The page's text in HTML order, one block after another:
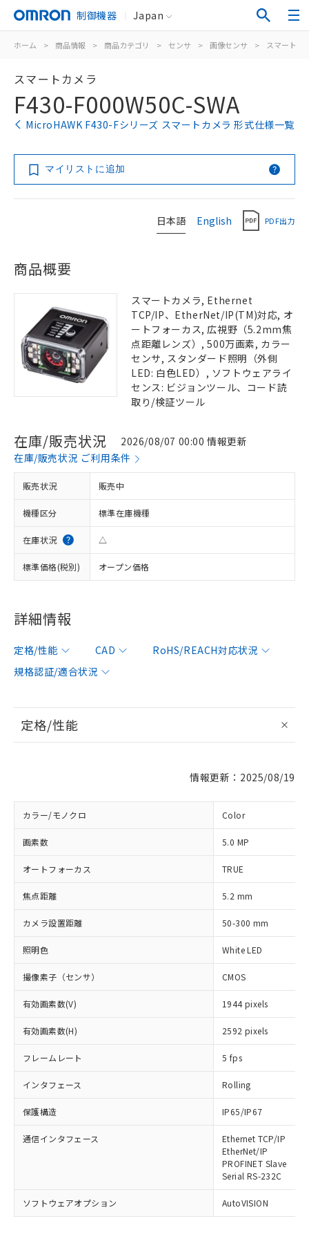
制御機器 Japan
ホーム > 商品情報 > 商品カテゴリ > センサ > 画像センサ > スマートカ
スマートカメラ
F430-F000W50C-SWA
MicroHAWK F430-Fシリーズ スマートカメラ 形式仕様一覧
マイリストに追加
日本語 English PDF出力
商品概要
スマートカメラ, Ethernet
TCP/IP、EtherNet/IP(TM)対応, オ
ートフォーカス, 広視野（5.2mm焦
点距離レンズ）, 500万画素, カラー
センサ, スタンダード照明（外側
LED: 白色LED）, ソフトウェアライ
センス: ビジョンツール、コード読
取り/検証ツール
在庫/販売状況
2026/08/07 00:00 情報更新
在庫/販売状況 ご利用条件
販売状況 販売中
機種区分 標準在庫機種
在庫状況 △
標準価格(税別) オープン価格
詳細情報
定格/性能 CAD
RoHS/REACH対応状況
規格認証/適合状況
定格/性能
情報更新：2025/08/19
カラー/モノクロ Color
画素数 5.0 MP
オートフォーカス TRUE
焦点距離 5.2 mm
カメラ設置距離 50-300 mm
照明色 White LED
撮像素子（センサ） CMOS
有効画素数(V) 1944 pixels
有効画素数(H) 2592 pixels
フレームレート 5 fps
インタフェース Rolling
保護構造 IP65/IP67
通信インタフェース
Ethernet TCP/IP
EtherNet/IP
PROFINET Slave
Serial RS-232C
ソフトウェアオプション AutoVISION
以下の条件をお読みいただき、同意のうえ
※1 対応状況
対応済み：EU RoHS指令（10物質）の
非含有に対応した製品が提供可能な商品で
対応予定：EU RoHS指令（10物質）の非含
有に対応した製品に切り替える予定のある
対応予定なし：EU RoHS指令（10物質）の